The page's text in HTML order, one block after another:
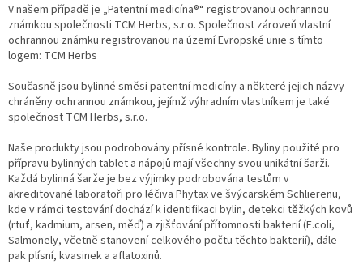
V našem případě je „Patentní medicína®“ registrovanou ochrannou
známkou společnosti TCM Herbs, s.r.o. Společnost zároveň vlastní
ochrannou známku registrovanou na území Evropské unie s tímto
logem: TCM Herbs
Současně jsou bylinné směsi patentní medicíny a některé jejich názvy
chráněny ochrannou známkou, jejímž výhradním vlastníkem je také
společnost TCM Herbs, s.r.o.
Naše produkty jsou podrobovány přísné kontrole. Byliny použité pro
přípravu bylinných tablet a nápojů mají všechny svou unikátní šarži.
Každá bylinná šarže je bez výjimky podrobována testům v
akreditované laboratoři pro léčiva Phytax ve švýcarském Schlierenu,
kde v rámci testování dochází k identifikaci bylin, detekci těžkých kovů
(rtuť, kadmium, arsen, měď) a zjišťování přítomnosti bakterií (E.coli,
Salmonely, včetně stanovení celkového počtu těchto bakterií), dále
pak plísní, kvasinek a aflatoxinů.